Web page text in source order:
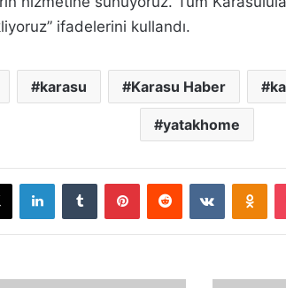
ifadelerini kullandı.
karasu Karasu Haber
yatakhome